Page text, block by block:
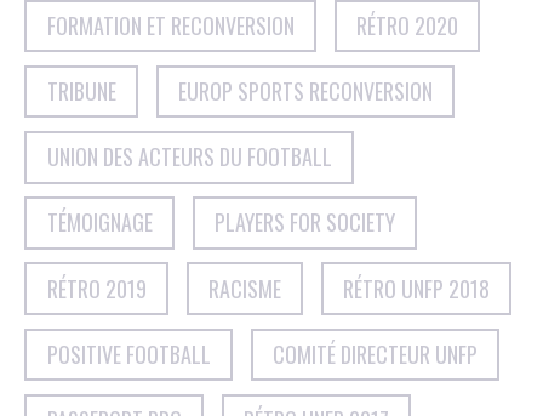
FORMATION ET RECONVERSION RÉTRO 2020
TRIBUNE EUROP SPORTS RECONVERSION
UNION DES ACTEURS DU FOOTBALL
TÉMOIGNAGE PLAYERS FOR SOCIETY
RÉTRO 2019 RACISME RÉTRO UNFP 2018
POSITIVE FOOTBALL COMITÉ DIRECTEUR UNFP